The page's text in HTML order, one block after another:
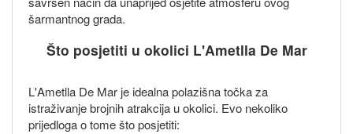
šarmantnog grada.
Što posjetiti u okolici L'Ametlla De Mar
L'Ametlla De Mar je idealna polazišna točka za
istraživanje brojnih atrakcija u okolici. Evo nekoliko
prijedloga o tome što posjetiti: